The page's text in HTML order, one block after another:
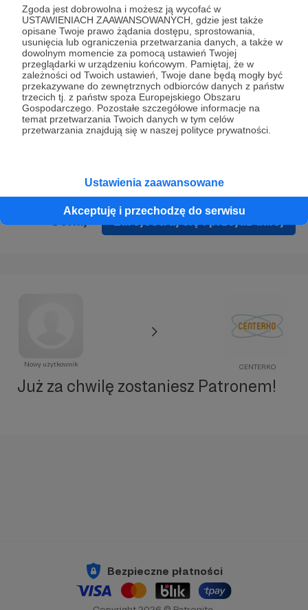
Zgoda jest dobrowolna i możesz ją wycofać w
USTAWIENIACH ZAAWANSOWANYCH, gdzie jest także
opisane Twoje prawo żądania dostępu, sprostowania,
usunięcia lub ograniczenia przetwarzania danych, a także w
dowolnym momencie za pomocą ustawień Twojej
przeglądarki w urządzeniu końcowym. Pamiętaj, że w
zależności od Twoich ustawień, Twoje dane będą mogły być
przekazywane do zewnętrznych odbiorców danych z państw
trzecich tj. z państw spoza Europejskiego Obszaru
Gospodarczego. Pozostałe szczegółowe informacje na
temat przetwarzania Twoich danych w tym celów
przetwarzania znajdują się w naszej polityce prywatności.
Ustawienia zaawansowane
Akceptuję i przechodzę do serwisu
* Wyrażam zgodę na przetwarzanie moich danych
osobowych podanych w formularzu rejestracyjnym w celu
prawidłowego świadczenia usług serwisu Patronite.
Wyrażam zgodę na otrzymywanie drogą elektroniczną
informacji handlowych - newslettera. Opcja ta może zostać
zmieniona w ustawieniach konta.
Zarejestruj się i przejdź dalej
Nowy użytkownik CENTERKO
Już za chwilę zostaniesz Patronem!
Bezpieczne płatności